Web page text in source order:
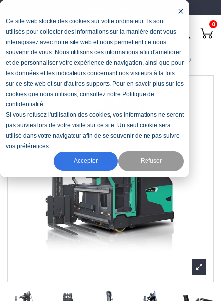
Ce site web stocke des cookies sur votre ordinateur. Ils sont
utilisés pour collecter des informations sur la manière dont vous
interagissez avec notre site web et nous permettent de nous
souvenir de vous. Nous utilisons ces informations afin d'améliorer
et de personnaliser votre expérience de navigation, ainsi que pour
les données et les indicateurs concernant nos visiteurs à la fois
sur ce site web et sur d'autres supports. Pour en savoir plus sur les
cookies que nous utilisons, consultez notre Politique de
confidentialité.
Si vous refusez l'utilisation des cookies, vos informations ne seront
pas suivies lors de votre visite sur ce site. Un seul cookie sera
utilisé dans votre navigateur afin de se souvenir de ne pas suivre
vos préférences.
Accepter Refuser
0
Accueil Manutention Chariot allées étroites ELEViA VNT11-20